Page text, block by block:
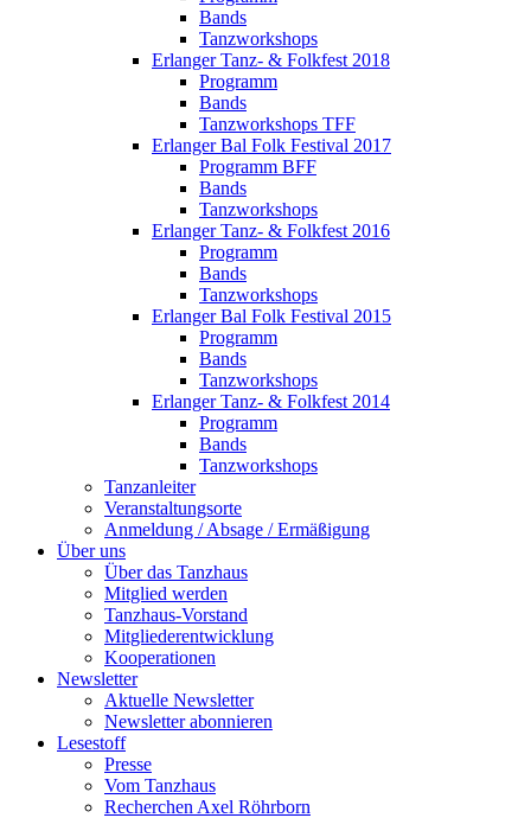
Bands
Tanzworkshops
Erlanger Tanz- & Folkfest 2018
Programm
Bands
Tanzworkshops TFF
Erlanger Bal Folk Festival 2017
Programm BFF
Bands
Tanzworkshops
Erlanger Tanz- & Folkfest 2016
Programm
Bands
Tanzworkshops
Erlanger Bal Folk Festival 2015
Programm
Bands
Tanzworkshops
Erlanger Tanz- & Folkfest 2014
Programm
Bands
Tanzworkshops
Tanzanleiter
Veranstaltungsorte
Anmeldung / Absage / Ermäßigung
Über uns
Über das Tanzhaus
Mitglied werden
Tanzhaus-Vorstand
Mitgliederentwicklung
Kooperationen
Newsletter
Aktuelle Newsletter
Newsletter abonnieren
Lesestoff
Presse
Vom Tanzhaus
Recherchen Axel Röhrborn